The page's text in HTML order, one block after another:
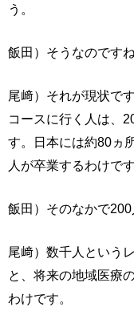
う。
飯田）そうなのですね
尾﨑）それが現状で
コースに行く人は、
す。日本には約80ヵ
人が卒業するわけです
飯田）そのなかで200
尾﨑）数千人という
と、将来の地域医療
わけです。